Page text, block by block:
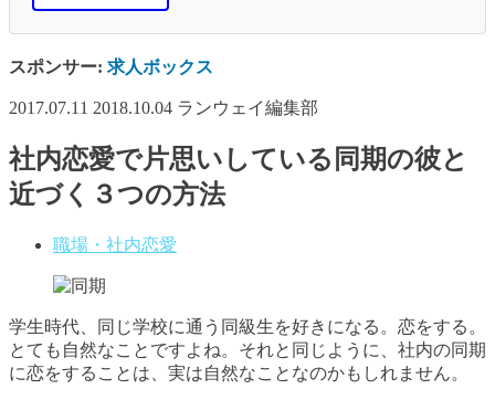
スポンサー: 求人ボックス
2017.07.11 2018.10.04 ランウェイ編集部
社内恋愛で片思いしている同期の彼と
近づく３つの方法
職場・社内恋愛
学生時代、同じ学校に通う同級生を好きになる。恋をする。
とても自然なことですよね。それと同じように、社内の同期
に恋をすることは、実は自然なことなのかもしれません。